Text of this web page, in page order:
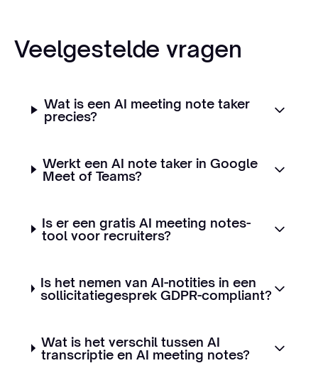
Veelgestelde vragen
Wat is een AI meeting note taker
precies?
Werkt een AI note taker in Google
Meet of Teams?
Is er een gratis AI meeting notes-
tool voor recruiters?
Is het nemen van AI-notities in een
sollicitatiegesprek GDPR-compliant?
Wat is het verschil tussen AI
transcriptie en AI meeting notes?